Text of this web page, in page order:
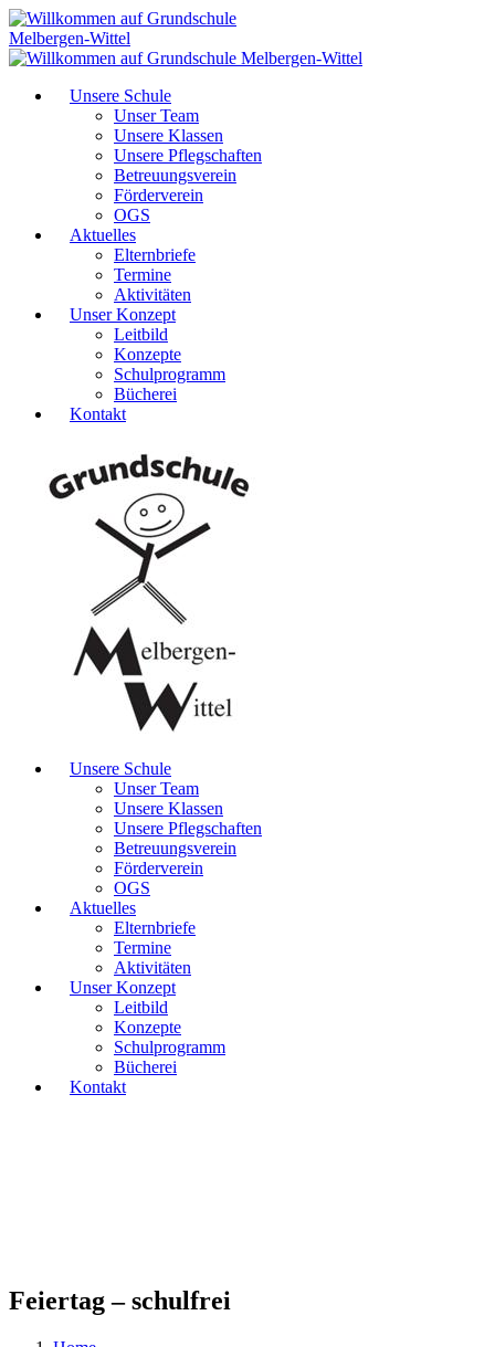
Unsere Schule
Unser Team
Unsere Klassen
Unsere Pflegschaften
Betreuungsverein
Förderverein
OGS
Aktuelles
Elternbriefe
Termine
Aktivitäten
Unser Konzept
Leitbild
Konzepte
Schulprogramm
Bücherei
Kontakt
Unsere Schule
Unser Team
Unsere Klassen
Unsere Pflegschaften
Betreuungsverein
Förderverein
OGS
Aktuelles
Elternbriefe
Termine
Aktivitäten
Unser Konzept
Leitbild
Konzepte
Schulprogramm
Bücherei
Kontakt
Feiertag – schulfrei